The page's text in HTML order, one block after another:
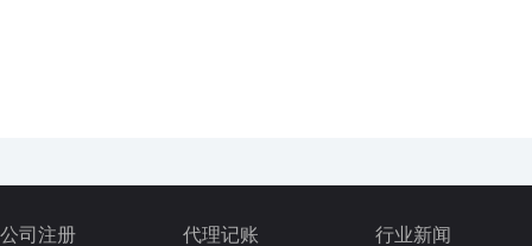
公司注册 代理记账 行业新闻